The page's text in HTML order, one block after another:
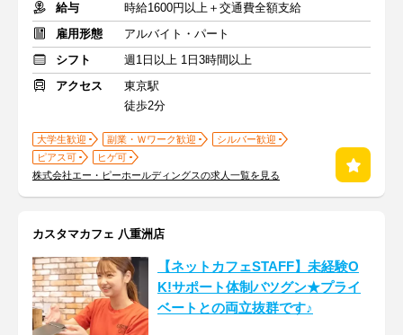
給与
時給1600円以上＋交通費全額支給
雇用形態
アルバイト・パート
シフト
週1日以上 1日3時間以上
アクセス
東京駅
徒歩2分
大学生歓迎 副業・Ｗワーク歓迎
シルバー歓迎
ピアス可
ヒゲ可
株式会社エー・ピーホールディングスの求人一覧を見る
カスタマカフェ 八重洲店
【ネットカフェSTAFF】未経験O
K!サポート体制バツグン★プライ
ベートとの両立抜群です♪